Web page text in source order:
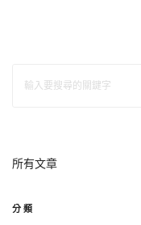
所有文章
分類